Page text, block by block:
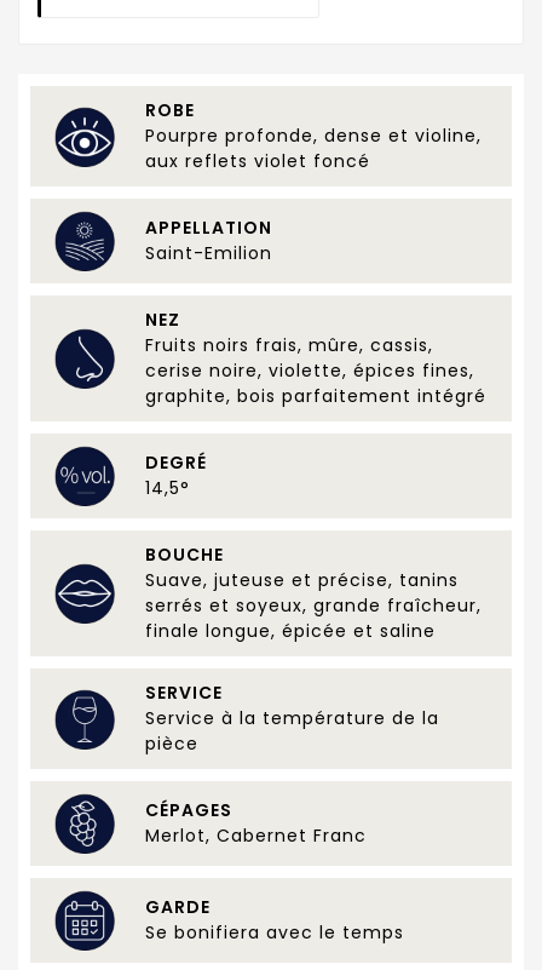
ROBE
Pourpre profonde, dense et violine,
aux reflets violet foncé
APPELLATION
Saint-Emilion
NEZ
Fruits noirs frais, mûre, cassis,
cerise noire, violette, épices fines,
graphite, bois parfaitement intégré
DEGRÉ
14,5°
BOUCHE
Suave, juteuse et précise, tanins
serrés et soyeux, grande fraîcheur,
finale longue, épicée et saline
SERVICE
Service à la température de la
pièce
CÉPAGES
Merlot, Cabernet Franc
GARDE
Se bonifiera avec le temps